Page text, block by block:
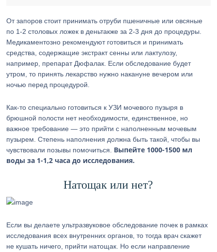
От запоров стоит принимать отруби пшеничные или овсяные
по 1-2 столовых ложек в деньтакже за 2-3 дня до процедуры.
Медикаментозно рекомендуют готовиться и принимать
средства, содержащие экстракт сенны или лактулозу,
например, препарат Дюфалак. Если обследование будет
утром, то принять лекарство нужно накануне вечером или
ночью перед процедурой.
Как-то специально готовиться к УЗИ мочевого пузыря в
брюшной полости нет необходимости, единственное, но
важное требование — это прийти с наполненным мочевым
пузырем. Степень наполнения должна быть такой, чтобы вы
чувствовали позывы помочиться. Выпейте 1000-1500 мл
воды за 1-1,2 часа до исследования.
Натощак или нет?
Если вы делаете ультразвуковое обследование почек в рамках
исследования всех внутренних органов, то тогда врач скажет
не кушать ничего, прийти натощак. Но если направление